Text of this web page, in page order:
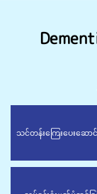
သင်တန်းကြေးပေးဆောင်